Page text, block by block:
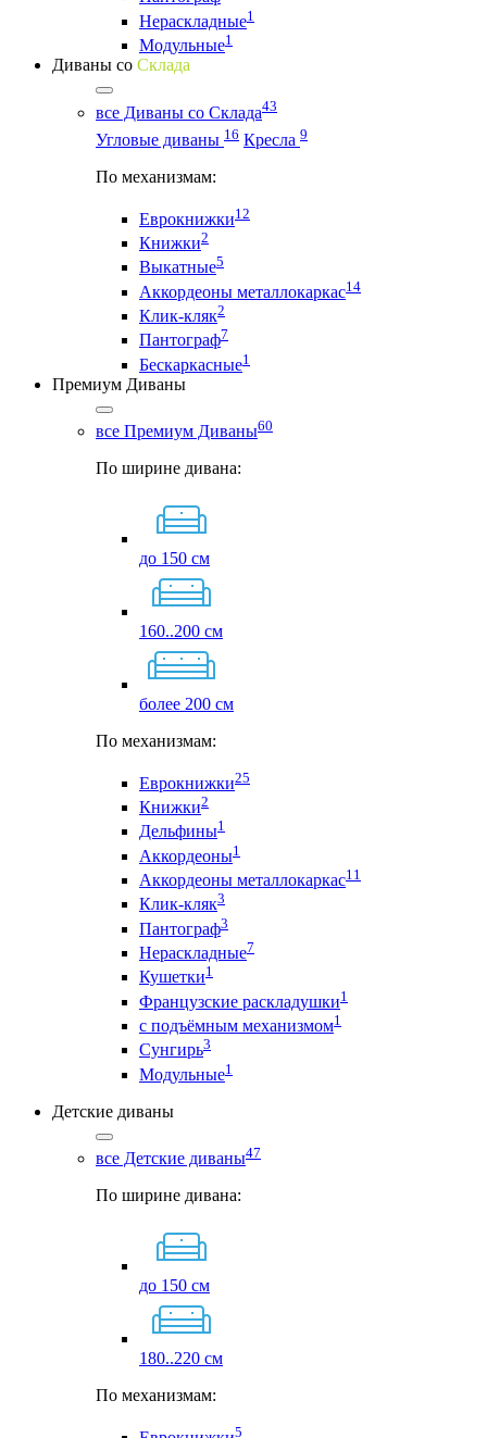
Нераскладные1
Модульные1
Диваны со Склада
все Диваны со Склада43
Угловые диваны 16 Кресла 9
По механизмам:
Еврокнижки12
Книжки2
Выкатные5
Аккордеоны металлокаркас14
Клик-кляк2
Пантограф7
Бескаркасные1
Премиум Диваны
все Премиум Диваны60
По ширине дивана:
до 150 см
160..200 см
более 200 см
По механизмам:
Еврокнижки25
Книжки2
Дельфины1
Аккордеоны1
Аккордеоны металлокаркас11
Клик-кляк3
Пантограф3
Нераскладные7
Кушетки1
Французские раскладушки1
с подъёмным механизмом1
Сунгирь3
Модульные1
Детские диваны
все Детские диваны47
По ширине дивана:
до 150 см
180..220 см
По механизмам:
5